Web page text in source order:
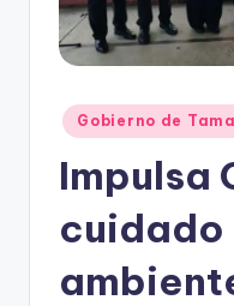
Publicado
en
Gobierno de
Impulsa
cuidado